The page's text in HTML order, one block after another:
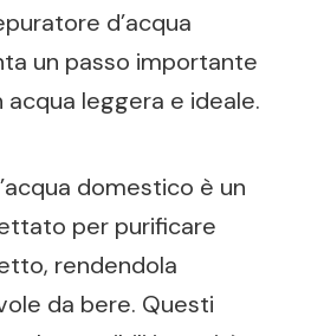
d’acqua
un passo importante
acqua leggera e ideale.
domestico è un
per purificare
rendendola
da bere. Questi